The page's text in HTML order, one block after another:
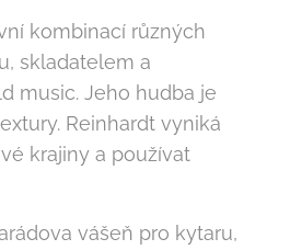
kombinací různých
skladatelem a
music. Jeho hudba je
Reinhardt vyniká
krajiny a používat
vášeň pro kytaru,